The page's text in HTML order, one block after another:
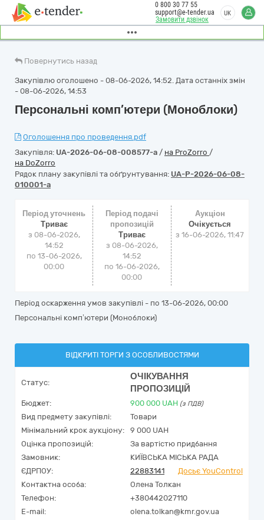
Замовити дзвінок
0 800 30 77 55
support@e-tender.ua
UK
Повернутись назад
Закупівлю оголошено - 08-06-2026, 14:52. Дата останніх змін
- 08-06-2026, 14:53
Персональні комп’ютери (Моноблоки)
Оголошення про проведення.pdf
Закупівля: UA-2026-06-08-008577-a / на ProZorro /
на DoZorro
Рядок плану закупівлі та обґрунтування: UA-P-2026-06-08-
010001-a
Період уточнень
Триває
з 08-06-2026,
14:52
по 13-06-2026,
00:00
Період подачі
пропозицій
Триває
з 08-06-2026,
14:52
по 16-06-2026,
00:00
Аукціон
Очікується
з16-06-2026, 11:47
Період оскарження умов закупівлі - по 13-06-2026, 00:00
Персональні комп’ютери (Моноблоки)
ВІДКРИТІ ТОРГИ З ОСОБЛИВОСТЯМИ
Статус:
ОЧІКУВАННЯ
ПРОПОЗИЦІЙ
Бюджет: 900 000 UAH (з ПДВ)
Вид предмету закупівлі:
Товари
Мінімальний крок аукціону:
9 000 UAH
Оцінка пропозицій:
За вартістю придбання
Замовник:
КИЇВСЬКА МІСЬКА РАДА
ЄДРПОУ:
22883141
Досьє YouControl
Контактна особа:
Олена Толкан
Телефон:
+380442027110
E-mail:
olena.tolkan@kmr.gov.ua